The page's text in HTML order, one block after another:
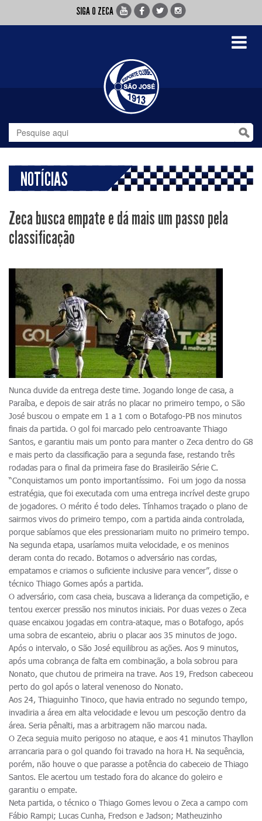
SIGA O ZECA
Toggle
NOTÍCIAS
Zeca busca empate e dá mais um passo pela
classificação
Nunca duvide da entrega deste time. Jogando longe de casa, a
Paraíba, e depois de sair atrás no placar no primeiro tempo, o São
José buscou o empate em 1 a 1 com o Botafogo-PB nos minutos
finais da partida. O gol foi marcado pelo centroavante Thiago
Santos, e garantiu mais um ponto para manter o Zeca dentro do G8
e mais perto da classificação para a segunda fase, restando três
rodadas para o final da primeira fase do Brasileirão Série C.
“Conquistamos um ponto importantíssimo. Foi um jogo da nossa
estratégia, que foi executada com uma entrega incrível deste grupo
de jogadores. O mérito é todo deles. Tínhamos traçado o plano de
sairmos vivos do primeiro tempo, com a partida ainda controlada,
porque sabíamos que eles pressionariam muito no primeiro tempo.
Na segunda etapa, usaríamos muita velocidade, e os meninos
deram conta do recado. Botamos o adversário nas cordas,
empatamos e criamos o suficiente inclusive para vencer”, disse o
técnico Thiago Gomes após a partida.
O adversário, com casa cheia, buscava a liderança da competição, e
tentou exercer pressão nos minutos iniciais. Por duas vezes o Zeca
quase encaixou jogadas em contra-ataque, mas o Botafogo, após
uma sobra de escanteio, abriu o placar aos 35 minutos de jogo.
Após o intervalo, o São José equilibrou as ações. Aos 9 minutos,
após uma cobrança de falta em combinação, a bola sobrou para
Nonato, que chutou de primeira na trave. Aos 19, Fredson cabeceou
perto do gol após o lateral venenoso do Nonato.
Aos 24, Thiaguinho Tinoco, que havia entrado no segundo tempo,
invadiria a área em alta velocidade e levou um pescoção dentro da
área. Seria pênalti, mas a arbitragem não marcou nada.
O Zeca seguia muito perigoso no ataque, e aos 41 minutos Thayllon
arrancaria para o gol quando foi travado na hora H. Na sequência,
porém, não houve o que parasse a potência do cabeceio de Thiago
Santos. Ele acertou um testado fora do alcance do goleiro e
garantiu o empate.
Neta partida, o técnico o Thiago Gomes levou o Zeca a campo com
Fábio Rampi; Lucas Cunha, Fredson e Jadson; Matheuzinho